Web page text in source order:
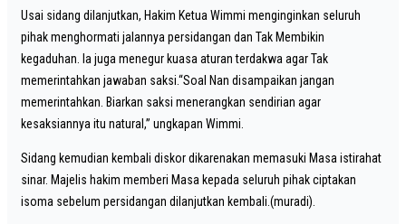
Usai sidang dilanjutkan, Hakim Ketua Wimmi menginginkan seluruh
pihak menghormati jalannya persidangan dan Tak Membikin
kegaduhan. Ia juga menegur kuasa aturan terdakwa agar Tak
memerintahkan jawaban saksi.“Soal Nan disampaikan jangan
memerintahkan. Biarkan saksi menerangkan sendirian agar
kesaksiannya itu natural,” ungkapan Wimmi.
Sidang kemudian kembali diskor dikarenakan memasuki Masa istirahat
sinar. Majelis hakim memberi Masa kepada seluruh pihak ciptakan
isoma sebelum persidangan dilanjutkan kembali.(muradi).